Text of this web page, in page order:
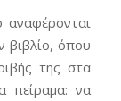
αναφέρονται
βιβλίο, όπου
της στα
πείραμα: να